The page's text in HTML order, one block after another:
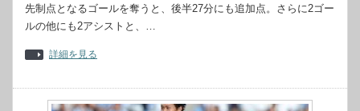
先制点となるゴールを奪うと、後半27分にも追加点。さらに2ゴー
ルの他にも2アシストと、…
詳細を見る